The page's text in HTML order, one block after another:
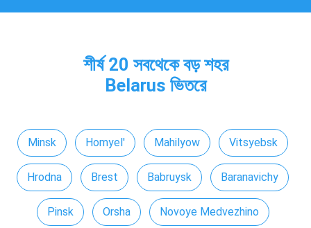
শীর্ষ 20 সবথেকে বড় শহর
Belarus ভিতরে
Minsk Homyel' Mahilyow Vitsyebsk
Hrodna Brest Babruysk Baranavichy
Pinsk Orsha Novoye Medvezhino